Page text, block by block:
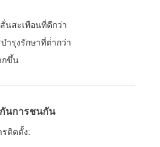
นสะเทือนที่ดีกว่า
ารุงรักษาที่ต่ํากว่า
กขึ้น
นการชนกัน
รติดตั้ง: